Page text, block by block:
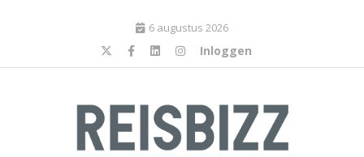
6 augustus 2026
Inloggen